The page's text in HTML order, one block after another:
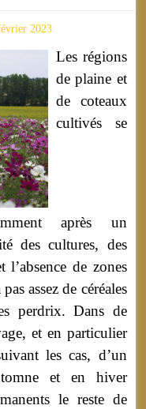
2023
Les régions
de plaine et
de coteaux
cultivés se
après un
des cultures, des
l’absence de zones
assez de céréales
perdrix. Dans de
et en particulier
les cas, d’un
et en hiver
le reste de